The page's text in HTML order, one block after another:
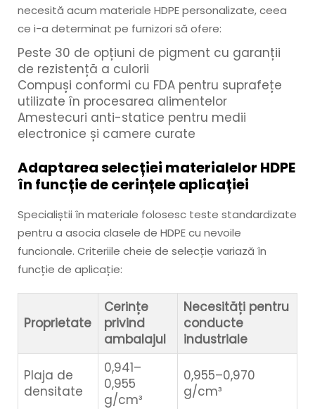
necesită acum materiale HDPE personalizate, ceea
ce i-a determinat pe furnizori să ofere:
Peste 30 de opțiuni de pigment cu garanții
de rezistență a culorii
Compuși conformi cu FDA pentru suprafețe
utilizate în procesarea alimentelor
Amestecuri anti-statice pentru medii
electronice și camere curate
Adaptarea selecției materialelor HDPE
în funcție de cerințele aplicației
Specialiștii în materiale folosesc teste standardizate
pentru a asocia clasele de HDPE cu nevoile
funcionale. Criteriile cheie de selecție variază în
funcție de aplicație:
Proprietate
Cerințe
privind
ambalajul
Necesități pentru
conducte
industriale
Plaja de
densitate
0,941–
0,955
g/cm³
0,955–0,970
g/cm³